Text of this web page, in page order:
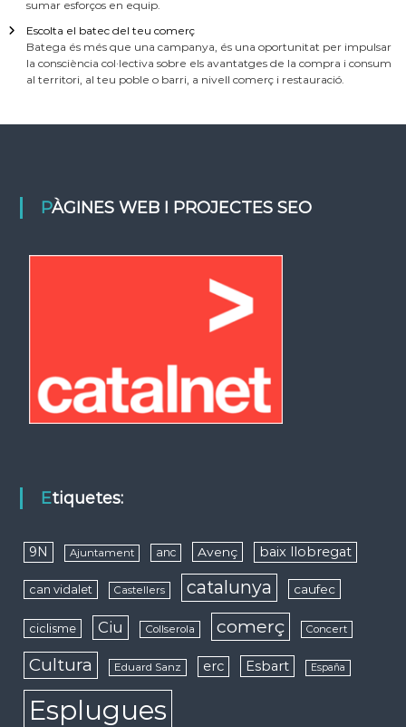
sumar esforços en equip.
Escolta el batec del teu comerç
Batega és més que una campanya, és una oportunitat per impulsar
la consciència col·lectiva sobre els avantatges de la compra i consum
al territori, al teu poble o barri, a nivell comerç i restauració.
PÀGINES WEB I PROJECTES SEO
Etiquetes:
9N Ajuntament anc Avenç baix llobregat
can vidalet Castellers catalunya caufec
ciclisme Ciu Collserola comerç Concert
Cultura Eduard Sanz erc Esbart España
Esplugues